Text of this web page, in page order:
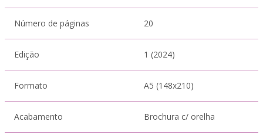
Número de páginas 20
Edição 1 (2024)
Formato A5 (148x210)
Acabamento Brochura c/ orelha